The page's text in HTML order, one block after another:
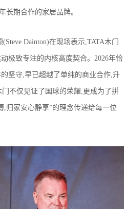
长期合作的家居品牌。
Dainton)在现场表示,TATA木门
极致专注的内核高度契合。2026年恰
坚守,早已超越了单纯的商业合作,升
不仅见证了国球的荣耀,更成为了拼
,归家安心静享”的理念传递给每一位